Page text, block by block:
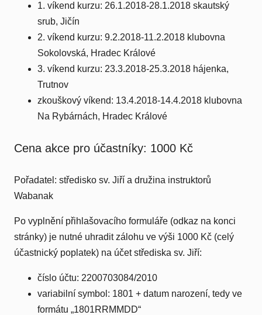
1. víkend kurzu: 26.1.2018-28.1.2018 skautský
srub, Jičín
2. víkend kurzu: 9.2.2018-11.2.2018 klubovna
Sokolovská, Hradec Králové
3. víkend kurzu: 23.3.2018-25.3.2018 hájenka,
Trutnov
zkouškový víkend: 13.4.2018-14.4.2018 klubovna
Na Rybárnách, Hradec Králové
Cena akce pro účastníky: 1000 Kč
Pořadatel: středisko sv. Jiří a družina instruktorů
Wabanak
Po vyplnění přihlašovacího formuláře (odkaz na konci
stránky) je nutné uhradit zálohu ve výši 1000 Kč (celý
účastnický poplatek) na účet střediska sv. Jiří:
číslo účtu: 2200703084/2010
variabilní symbol: 1801 + datum narození, tedy ve
formátu „1801RRMMDD“